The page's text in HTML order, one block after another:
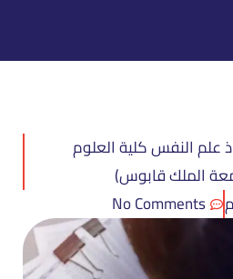
علم النفس كلية العلوم
الملك قابوس)
No Comments